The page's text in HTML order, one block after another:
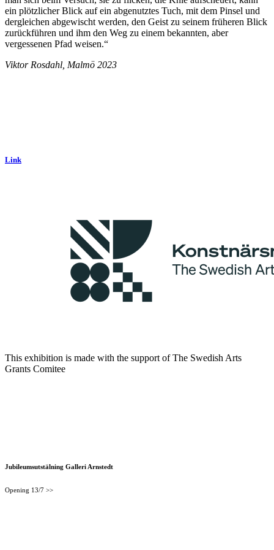
ein plötzlicher Blick auf ein abgenutztes Tuch, mit dem Pinsel und
dergleichen abgewischt werden, den Geist zu seinem früheren Blick
zurückführen und ihm den Weg zu einem bekannten, aber
vergessenen Pfad weisen.“
Viktor Rosdahl, Malmö 2023
Link
This exhibition is made with the support of The Swedish Arts
Grants Comitee
Jubileumsutstälning Galleri Arnstedt
Opening 13/7 >>